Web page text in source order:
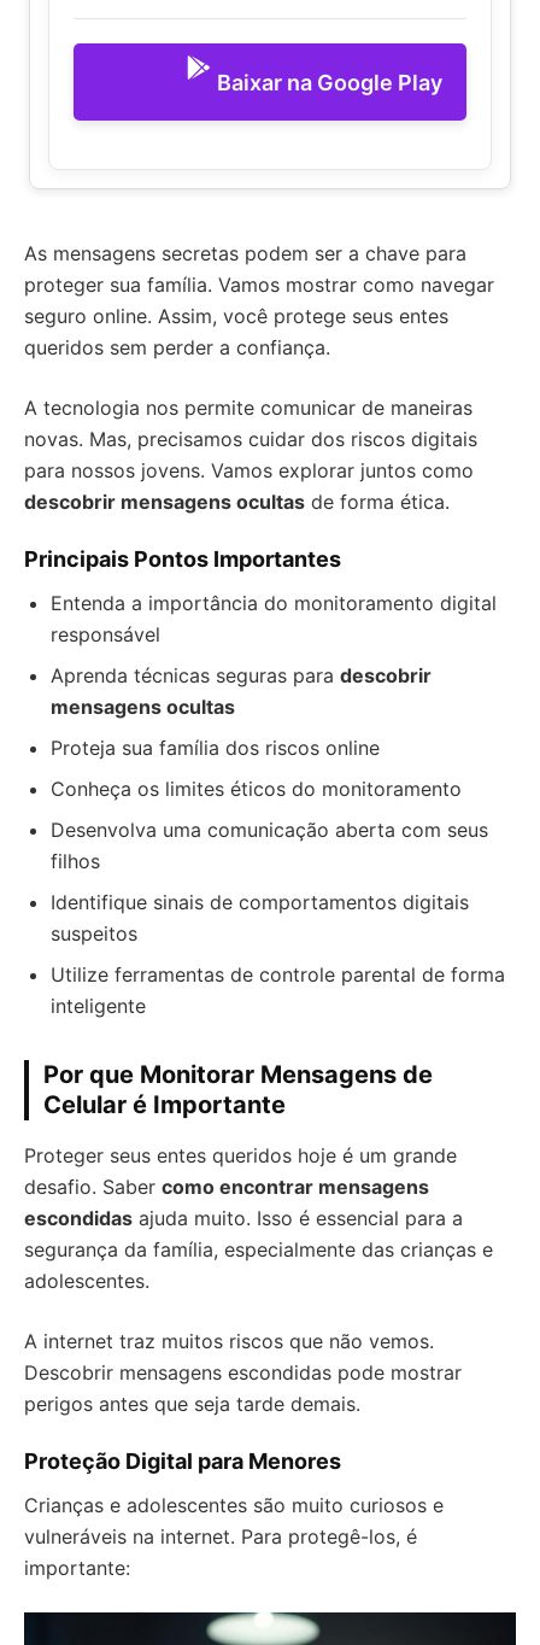
Baixar na Google Play
As mensagens secretas podem ser a chave para
proteger sua família. Vamos mostrar como navegar
seguro online. Assim, você protege seus entes
queridos sem perder a confiança.
A tecnologia nos permite comunicar de maneiras
novas. Mas, precisamos cuidar dos riscos digitais
para nossos jovens. Vamos explorar juntos como
descobrir mensagens ocultas de forma ética.
Principais Pontos Importantes
Entenda a importância do monitoramento digital
responsável
Aprenda técnicas seguras para descobrir
mensagens ocultas
Proteja sua família dos riscos online
Conheça os limites éticos do monitoramento
Desenvolva uma comunicação aberta com seus
filhos
Identifique sinais de comportamentos digitais
suspeitos
Utilize ferramentas de controle parental de forma
inteligente
Por que Monitorar Mensagens de
Celular é Importante
Proteger seus entes queridos hoje é um grande
desafio. Saber como encontrar mensagens
escondidas ajuda muito. Isso é essencial para a
segurança da família, especialmente das crianças e
adolescentes.
A internet traz muitos riscos que não vemos.
Descobrir mensagens escondidas pode mostrar
perigos antes que seja tarde demais.
Proteção Digital para Menores
Crianças e adolescentes são muito curiosos e
vulneráveis na internet. Para protegê-los, é
importante: